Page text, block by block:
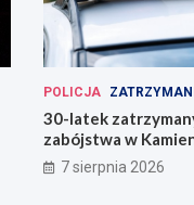
POLICJA
30-latek
zabójstwa w
7 sierpnia 2026